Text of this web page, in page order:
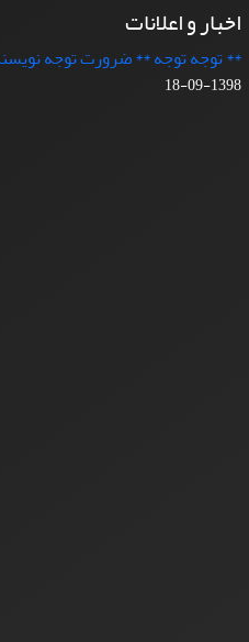
اخبار و اعلانات
** توجه توجه ** ضرورت توجه
1398-09-18